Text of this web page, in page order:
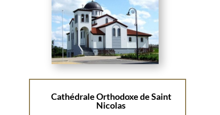
Cathédrale Orthodoxe de Saint
Nicolas